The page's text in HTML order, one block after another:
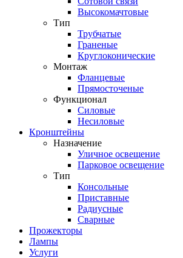
Высокомачтовые
Тип
Трубчатые
Граненые
Круглоконические
Монтаж
Фланцевые
Прямосточеные
Функционал
Силовые
Несиловые
Кронштейны
Назначение
Уличное освещение
Парковое освещение
Тип
Консольные
Приставные
Радиусные
Сварные
Прожекторы
Лампы
Услуги